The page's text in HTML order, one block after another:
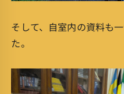
そして、自室内の資料も
た。